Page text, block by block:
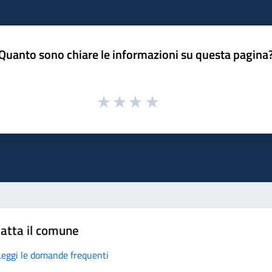
sono chiare le informazioni su questa
il comune
le domande frequenti